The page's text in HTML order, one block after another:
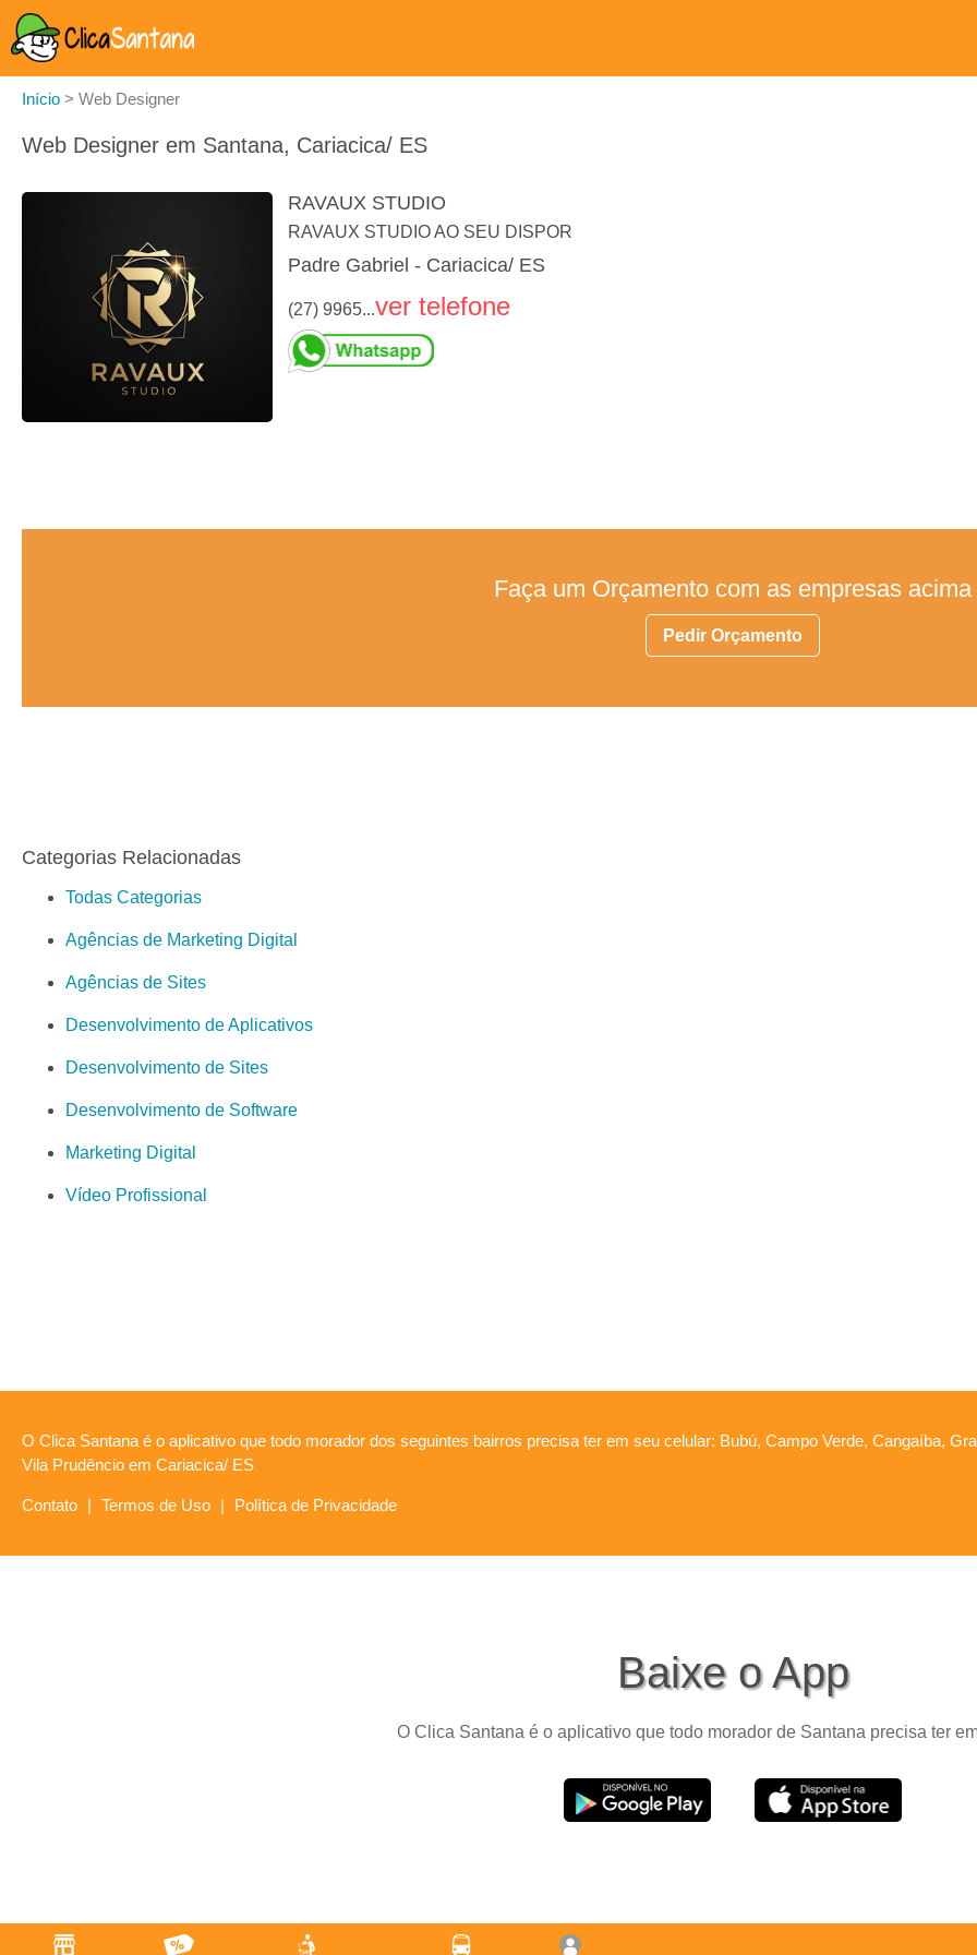
Início > Web Designer
Web Designer em Santana, Cariacica/ ES
RAVAUX STUDIO
RAVAUX STUDIO AO SEU DISPOR
Padre Gabriel - Cariacica/ ES
(27) 9965...ver telefone
Faça um Orçamento com as empresas acima
Pedir Orçamento
Categorias Relacionadas
Todas Categorias
Agências de Marketing Digital
Agências de Sites
Desenvolvimento de Aplicativos
Desenvolvimento de Sites
Desenvolvimento de Software
Marketing Digital
Vídeo Profissional
O Clica Santana é o aplicativo que todo morador dos seguintes bairros precisa ter em seu celular: Bubú, Campo Verde, Cangaíba,
Vila Prudêncio em Cariacica/ ES
Contato | Termos de Uso | Política de Privacidade
Baixe o App
O Clica Santana é o aplicativo que todo morador de Santana precisa ter